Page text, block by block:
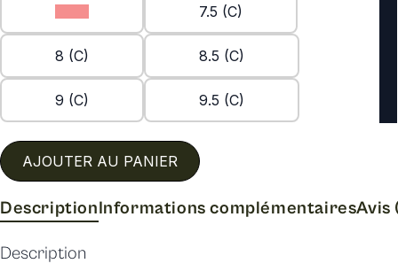
7.5 (C)
8 (C) 8.5 (C)
9 (C) 9.5 (C)
AJOUTER AU PANIER
DescriptionInformations complémentairesAvis
Description